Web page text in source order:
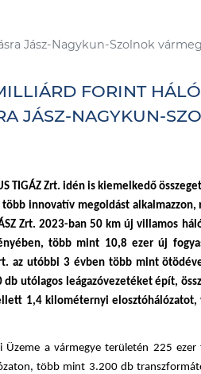
Jász-Nagykun-Szolnok
FORINT
JÁSZ-NAGYKUN-
TIGÁZ Zrt. idén is kiemelkedő
innovatív megoldást
Zrt. 2023-ban 50 km új villamos
több mint 10,8 ezer új
az utóbbi 3 évben több mint
utólagos leágazóvezetéket épít,
1,4 kilométernyi elosztóhálózatot,
Üzeme a vármegye területén 225
több mint 3.200 db